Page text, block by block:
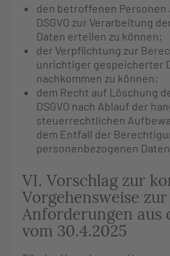
den betroffenen Personen
DSGVO zur Verarbeitung
Daten erteilen zu können;
der Verpflichtung zur
unrichtiger gespeicherter
nachkommen zu können;
dem Recht auf Löschung
DSGVO nach Ablauf der
steuerrechtlichen
dem Entfall der
personenbezogenen
VI. Vorschlag zur
Vorgehensweise
Anforderungen aus
vom 30.4.2025